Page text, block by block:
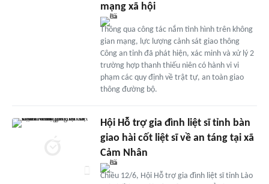
mạng xã hội
Thông qua công tác nắm tình hình trên không
gian mạng, lực lượng cảnh sát giao thông
Công an tỉnh đã phát hiện, xác minh và xử lý 2
trường hợp thanh thiếu niên có hành vi vi
phạm các quy định về trật tự, an toàn giao
thông đường bộ.
Hội Hỗ trợ gia đình liệt sĩ tỉnh bàn
giao hài cốt liệt sĩ về an táng tại xã
Cảm Nhân
Chiều 12/6, Hội Hỗ trợ gia đình liệt sĩ tỉnh Lào